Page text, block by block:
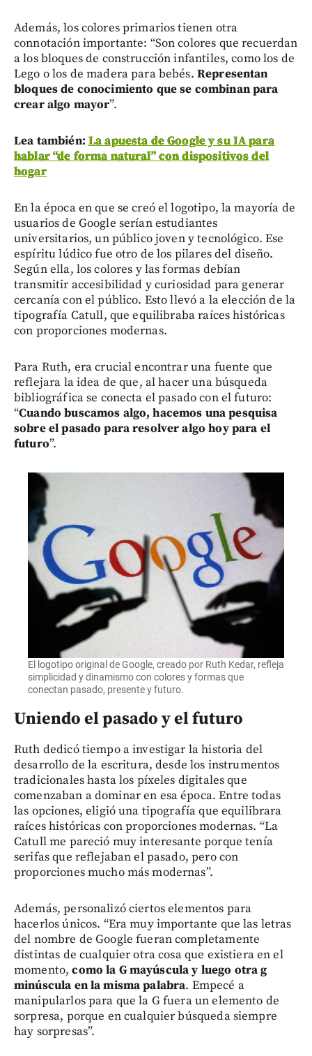
Además, los colores primarios tienen otra
connotación importante: “Son colores que recuerdan
a los bloques de construcción infantiles, como los de
Lego o los de madera para bebés. Representan
bloques de conocimiento que se combinan para
crear algo mayor”.
Lea también: La apuesta de Google y su IA para
hablar “de forma natural” con dispositivos del
hogar
En la época en que se creó el logotipo, la mayoría de
usuarios de Google serían estudiantes
universitarios, un público joven y tecnológico. Ese
espíritu lúdico fue otro de los pilares del diseño.
Según ella, los colores y las formas debían
transmitir accesibilidad y curiosidad para generar
cercanía con el público. Esto llevó a la elección de la
tipografía Catull, que equilibraba raíces históricas
con proporciones modernas.
Para Ruth, era crucial encontrar una fuente que
reflejara la idea de que, al hacer una búsqueda
bibliográfica se conecta el pasado con el futuro:
“Cuando buscamos algo, hacemos una pesquisa
sobre el pasado para resolver algo hoy para el
futuro”.
El logotipo original de Google, creado por Ruth Kedar, refleja
simplicidad y dinamismo con colores y formas que
conectan pasado, presente y futuro.
Uniendo el pasado y el futuro
Ruth dedicó tiempo a investigar la historia del
desarrollo de la escritura, desde los instrumentos
tradicionales hasta los píxeles digitales que
comenzaban a dominar en esa época. Entre todas
las opciones, eligió una tipografía que equilibrara
raíces históricas con proporciones modernas. “La
Catull me pareció muy interesante porque tenía
serifas que reflejaban el pasado, pero con
proporciones mucho más modernas”.
Además, personalizó ciertos elementos para
hacerlos únicos. “Era muy importante que las letras
del nombre de Google fueran completamente
distintas de cualquier otra cosa que existiera en el
momento,como la G mayúscula y luego otra g
minúscula en la misma palabra. Empecé a
manipularlos para que la G fuera un elemento de
sorpresa, porque en cualquier búsqueda siempre
hay sorpresas”.